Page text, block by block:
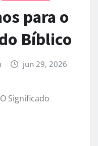
para o
Bíblico
jun 29, 2026
Significado